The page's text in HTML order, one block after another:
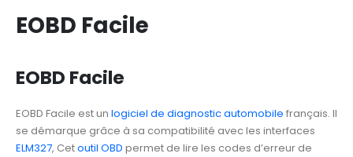
EOBD Facile
EOBD Facile
EOBD Facile est un logiciel de diagnostic automobile français. Il
se démarque grâce à sa compatibilité avec les interfaces
ELM327, Cetoutil OBD permet de lire les codes d’erreur de